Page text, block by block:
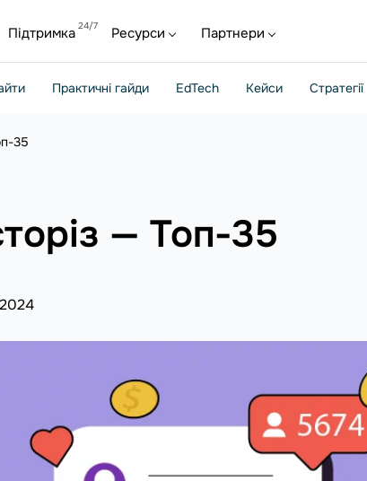
Підтримка Ресурси Партнери
Практичні гайди EdTech Кейси Стратегії
35
— Топ-35